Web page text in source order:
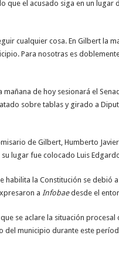
que el acusado siga en un lugar
cualquier cosa. En Gilbert la
Para nosotras es
de hoy sesionará el
sobre tablas y girado a
de Gilbert, Humberto
lugar fue colocado Luis
habilita la Constitución se debió
a Infobaedesde el
se aclare la situación procesal
del municipio durante este